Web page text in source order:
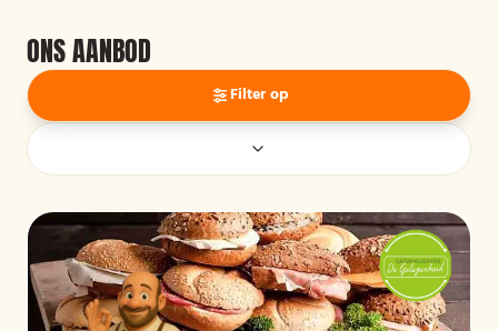
ONS AANBOD
Filter op